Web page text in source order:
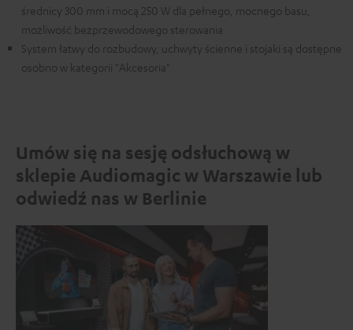
średnicy 300 mm i mocą 250 W dla pełnego, mocnego basu,
możliwość bezprzewodowego sterowania
System łatwy do rozbudowy, uchwyty ścienne i stojaki są dostępne
osobno w kategorii "Akcesoria"
Umów się na sesję odsłuchową w
sklepie Audiomagic w Warszawie lub
odwiedź nas w Berlinie